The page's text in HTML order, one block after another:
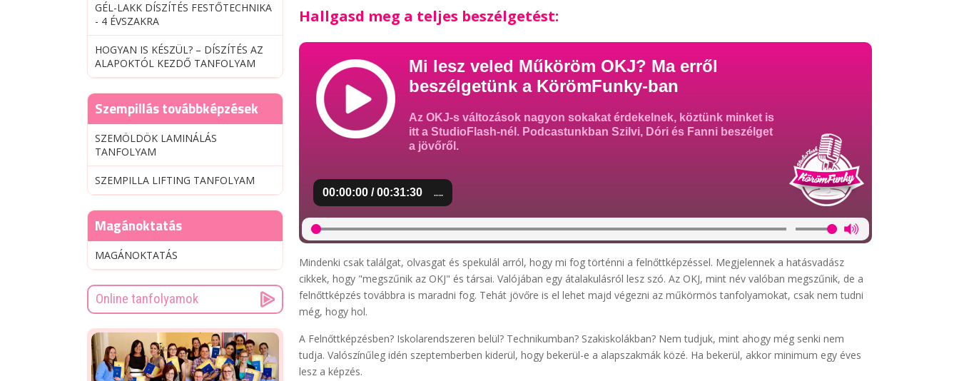
Hallgasd meg a teljes beszélgetést:
Mi lesz veled Műköröm OKJ? Ma erről
beszélgetünk a KörömFunky-ban
Az OKJ-s változások nagyon sokakat érdekelnek, köztünk minket is
itt a StudioFlash-nél. Podcastunkban Szilvi, Dóri és Fanni beszélget
a jövőről.
00:00:00 / 00:31:30
Mindenki csak találgat, olvasgat és spekulál arról, hogy mi fog történni a felnőttképzéssel. Megjelennek a hatásvadász
cikkek, hogy "megszűnik az OKJ" és társai. Valójában egy átalakulásról lesz szó. Az OKJ, mint név valóban megszűnik, de a
felnőttképzés továbbra is maradni fog. Tehát jövőre is el lehet majd végezni az műkörmös tanfolyamokat, csak nem tudni
még, hogy hol.
A Felnőttképzésben? Iskolarendszeren belül? Technikumban? Szakiskolákban? Nem tudjuk, mint ahogy még senki nem
tudja. Valószínűleg idén szeptemberben kiderül, hogy bekerül-e a alapszakmák közé. Ha bekerül, akkor minimum egy éves
lesz a képzés.
GÉL-LAKK DÍSZÍTÉS FESTŐTECHNIKA
- 4 ÉVSZAKRA
HOGYAN IS KÉSZÜL? – DÍSZÍTÉS AZ
ALAPOKTÓL KEZDŐ TANFOLYAM
Szempillás továbbképzések
SZEMÖLDÖK LAMINÁLÁS
TANFOLYAM
SZEMPILLA LIFTING TANFOLYAM
Magánoktatás
MAGÁNOKTATÁS
Online tanfolyamok